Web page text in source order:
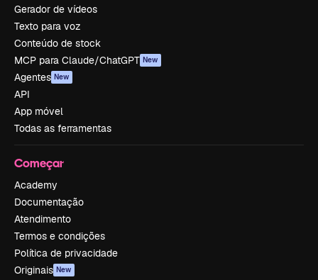
Gerador de vídeos
Texto para voz
Conteúdo de stock
MCP para Claude/ChatGPT New
Agentes New
API
App móvel
Todas as ferramentas
Começar
Academy
Documentação
Atendimento
Termos e condições
Política de privacidade
Originais New